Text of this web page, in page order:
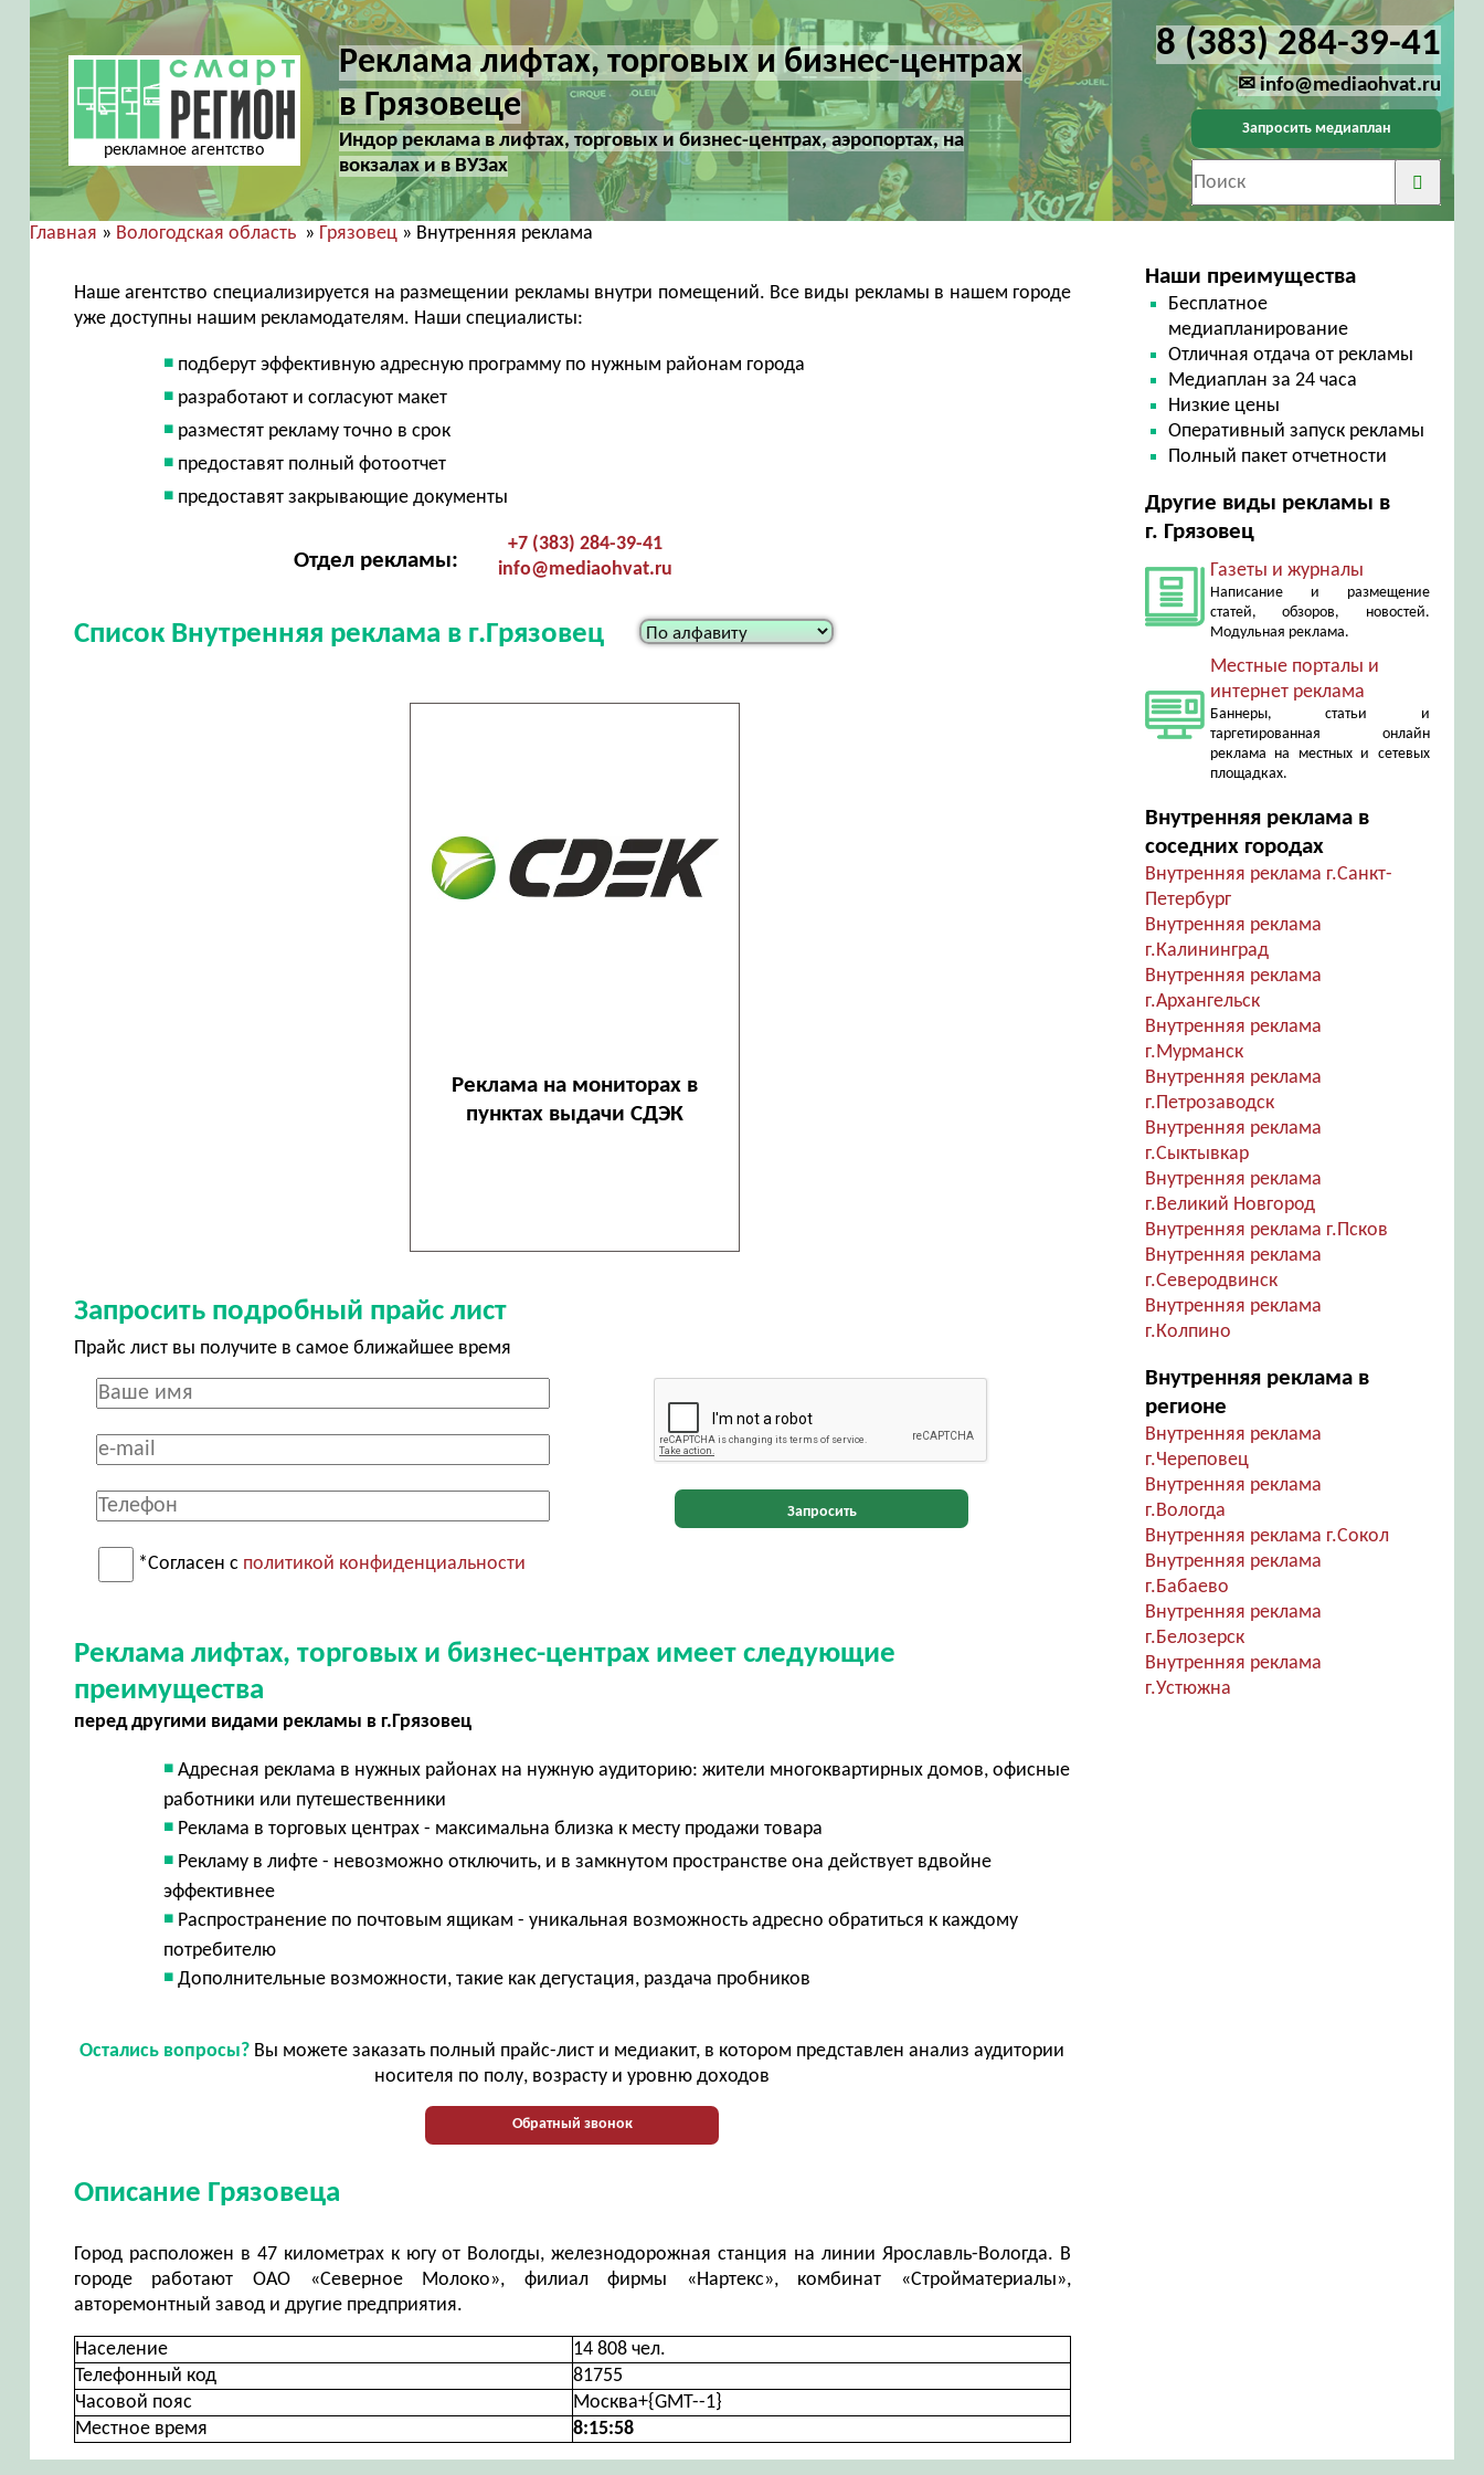
рекламное агентство
Реклама лифтах, торговых и бизнес-центрах
в Грязовеце
Индор реклама в лифтах, торговых и бизнес-центрах, аэропортах, на
вокзалах и в ВУЗах
8 (383) 284-39-41
✉ info@mediaohvat.ru
Запросить медиаплан
Главная » Вологодская область» Грязовец» Внутренняя реклама
Наше агентство специализируется на размещении рекламы внутри помещений. Все виды рекламы в нашем городе
уже доступны нашим рекламодателям. Наши специалисты:
подберут эффективную адресную программу по нужным районам города
разработают и согласуют макет
разместят рекламу точно в срок
предоставят полный фотоотчет
предоставят закрывающие документы
Отдел рекламы:
+7 (383) 284-39-41
info@mediaohvat.ru
Список Внутренняя реклама в г.Грязовец
Реклама на мониторах в
пунктах выдачи СДЭК
Запросить подробный прайс лист
Прайс лист вы получите в самое ближайшее время
*Согласен с политикой конфиденциальности
Запросить
Реклама лифтах, торговых и бизнес-центрах имеет следующие
преимущества
перед другими видами рекламы в г.Грязовец
Адресная реклама в нужных районах на нужную аудиторию: жители многоквартирных домов, офисные
работники или путешественники
Реклама в торговых центрах - максимальна близка к месту продажи товара
Рекламу в лифте - невозможно отключить, и в замкнутом пространстве она действует вдвойне
эффективнее
Распространение по почтовым ящикам - уникальная возможность адресно обратиться к каждому
потребителю
Дополнительные возможности, такие как дегустация, раздача пробников
Остались вопросы? Вы можете заказать полный прайс-лист и медиакит, в котором представлен анализ аудитории
носителя по полу, возрасту и уровню доходов
Обратный звонок
Описание Грязовеца
Город расположен в 47 километрах к югу от Вологды, железнодорожная станция на линии Ярославль-Вологда. В
городе работают ОАО «Северное Молоко», филиал фирмы «Нартекс», комбинат «Стройматериалы»,
авторемонтный завод и другие предприятия.
Население
14 808 чел.
Телефонный код
81755
Часовой пояс
Москва+{GMT--1}
Местное время
8:15:59
Наши преимущества
Бесплатное
медиапланирование
Отличная отдача от рекламы
Медиаплан за 24 часа
Низкие цены
Оперативный запуск рекламы
Полный пакет отчетности
Другие виды рекламы в
г. Грязовец
Газеты и журналы
Написание и размещение
статей, обзоров, новостей.
Модульная реклама.
Местные порталы и
интернет реклама
Баннеры, статьи и
таргетированная онлайн
реклама на местных и сетевых
площадках.
Внутренняя реклама в
соседних городах
Внутренняя реклама г.Санкт-
Петербург
Внутренняя реклама
г.Калининград
Внутренняя реклама
г.Архангельск
Внутренняя реклама
г.Мурманск
Внутренняя реклама
г.Петрозаводск
Внутренняя реклама
г.Сыктывкар
Внутренняя реклама
г.Великий Новгород
Внутренняя реклама г.Псков
Внутренняя реклама
г.Северодвинск
Внутренняя реклама
г.Колпино
Внутренняя реклама в
регионе
Внутренняя реклама
г.Череповец
Внутренняя реклама
г.Вологда
Внутренняя реклама г.Сокол
Внутренняя реклама
г.Бабаево
Внутренняя реклама
г.Белозерск
Внутренняя реклама
г.Устюжна